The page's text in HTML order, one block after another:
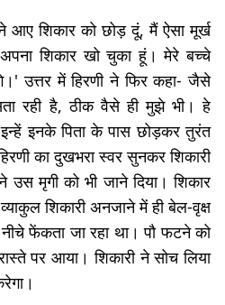
आए शिकार को छोड़ दूं, मैं ऐसा मूर्ख
शिकार खो चुका हूं। मेरे बच्चे
उत्तर में हिरणी ने फिर कहा- जैसे
रही है, ठीक वैसे ही मुझे भी। हे
इन्हें इनके पिता के पास छोड़कर तुरंत
का दुखभरा स्वर सुनकर शिकारी
मृगी को भी जाने दिया। शिकार
शिकारी अनजाने में ही बेल-वृक्ष
फेंकता जा रहा था। पौ फटने को
पर आया। शिकारी ने सोच लिया